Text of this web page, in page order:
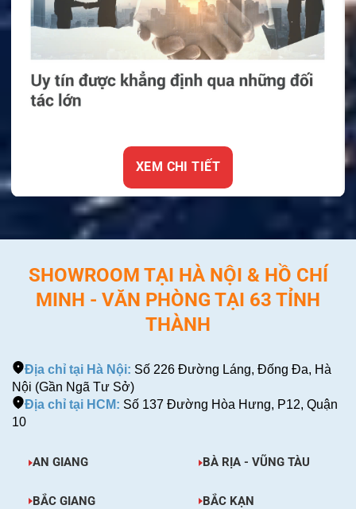
XEM CHI TIẾT
SHOWROOM TẠI HÀ NỘI & HỒ CHÍ
MINH - VĂN PHÒNG TẠI 63 TỈNH
THÀNH
Địa chỉ tại Hà Nội: Số 226 Đường Láng, Đống Đa, Hà
Nội (Gần Ngã Tư Sở)
Địa chỉ tại HCM: Số 137 Đường Hòa Hưng, P12, Quận
10
AN GIANG BÀ RỊA - VŨNG TÀU
BẮC GIANG BẮC KẠN